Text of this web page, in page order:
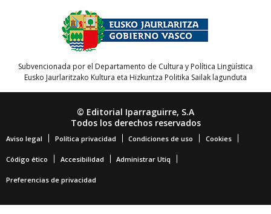
Subvencionada por el Departamento de Cultura y Política Lingüística
Eusko Jaurlaritzako Kultura eta Hizkuntza Politika Sailak lagunduta
© Editorial Iparraguirre, S.A
Todos los derechos reservados
Aviso legal Política privacidad Condiciones de uso Cookies
Código ético Accesibilidad Administrar Utiq
Preferencias de privacidad